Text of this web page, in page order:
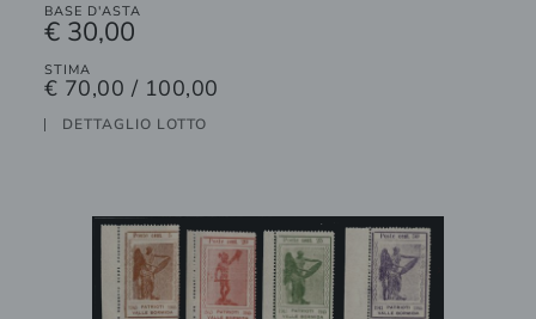
BASE D'ASTA
€ 30,00
STIMA
€ 70,00 / 100,00
DETTAGLIO LOTTO